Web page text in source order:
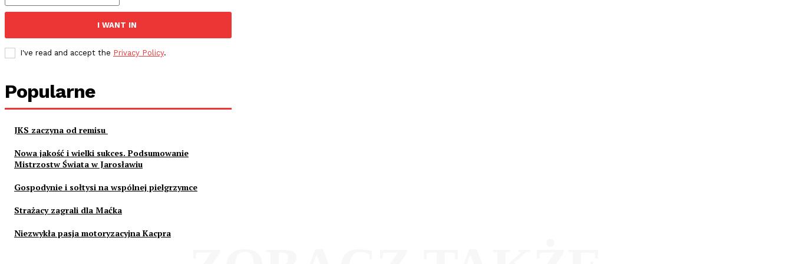
I WANT IN
I've read and accept the Privacy Policy.
Popularne
JKS zaczyna od remisu
Nowa jakość i wielki sukces. Podsumowanie
Mistrzostw Świata w Jarosławiu
Gospodynie i sołtysi na wspólnej pielgrzymce
Strażacy zagrali dla Maćka
Niezwykła pasja motoryzacyjna Kacpra